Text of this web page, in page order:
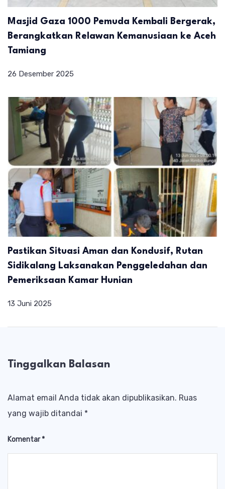
Masjid Gaza 1000 Pemuda Kembali Bergerak,
Berangkatkan Relawan Kemanusiaan ke Aceh
Tamiang
26 Desember 2025
Pastikan Situasi Aman dan Kondusif, Rutan
Sidikalang Laksanakan Penggeledahan dan
Pemeriksaan Kamar Hunian
13 Juni 2025
Tinggalkan Balasan
Alamat email Anda tidak akan dipublikasikan. Ruas
yang wajib ditandai *
Komentar*